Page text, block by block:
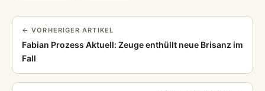
← VORHERIGER ARTIKEL
Fabian Prozess Aktuell: Zeuge enthüllt neue Brisanz im
Fall